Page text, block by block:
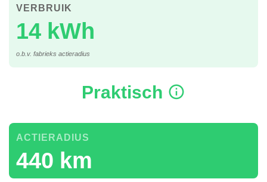
14 kWh
VERBRUIK
o.b.v. fabrieks actieradius
Praktisch
440 km
ACTIERADIUS